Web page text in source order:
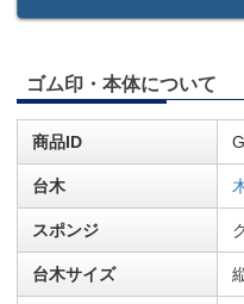
ゴム印・本体について
商品ID
台木
スポンジ
台木サイズ